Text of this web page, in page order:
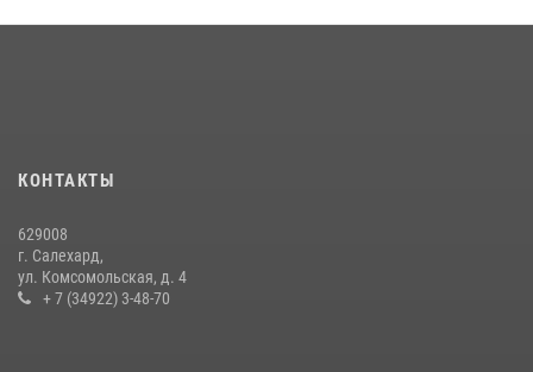
На Ямале подведены итоги работы вневедомственной охраны
14 июля 2026, 06:53
КОНТАКТЫ
629008
г. Салехард,
ул. Комсомольская, д. 4
+ 7 (34922) 3-48-70